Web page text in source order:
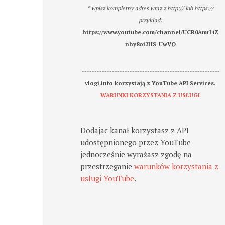
* wpisz kompletny adres wraz z http:// lub https://
przykład:
https://www.youtube.com/channel/UCR0AmrI4Z
nhy8oi2HS_UwVQ
-------------------------------------------------------
vlogi.info korzystają z YouTube API Services.
WARUNKI KORZYSTANIA Z USŁUGI
Dodajac kanał korzystasz z API
udostępnionego przez YouTube
jednocześnie wyrażasz zgodę na
przestrzeganiewarunków korzystania z
usługi YouTube.